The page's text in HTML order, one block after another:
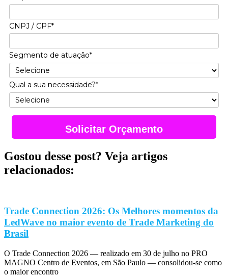
CNPJ / CPF*
Segmento de atuação*
Qual a sua necessidade?*
Solicitar Orçamento
Gostou desse post? Veja artigos
relacionados:
Trade Connection 2026: Os Melhores momentos da
LedWave no maior evento de Trade Marketing do
Brasil
O Trade Connection 2026 — realizado em 30 de julho no PRO
MAGNO Centro de Eventos, em São Paulo — consolidou-se como
o maior encontro